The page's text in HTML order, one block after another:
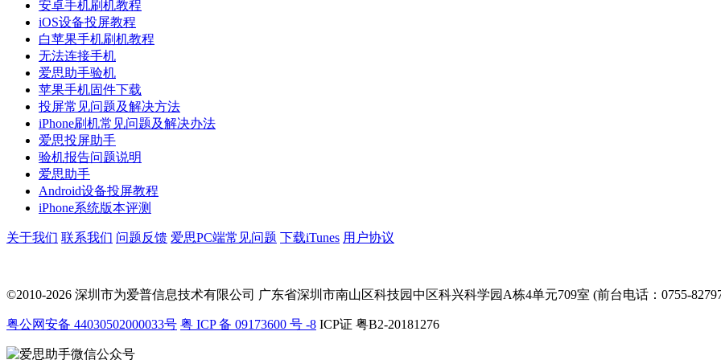
安卓手机刷机教程
iOS设备投屏教程
白苹果手机刷机教程
无法连接手机
爱思助手验机
苹果手机固件下载
投屏常见问题及解决方法
iPhone刷机常见问题及解决办法
爱思投屏助手
验机报告问题说明
爱思助手
Android设备投屏教程
iPhone系统版本评测
关于我们 联系我们 问题反馈 爱思PC端常见问题 下载iTunes 用户协议
©2010-2026 深圳市为爱普信息技术有限公司 广东省深圳市南山区科技园中区科兴科学园A栋4单元709室 (前台电话：0755-
粤公网安备 44030502000033号 粤 ICP 备 09173600 号 -8 ICP证 粤B2-20181276